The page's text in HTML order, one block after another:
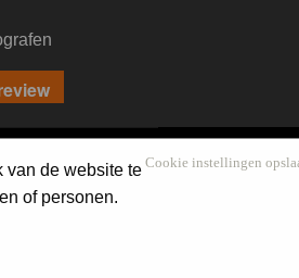
Cookie instellingen
van de website te
of personen.